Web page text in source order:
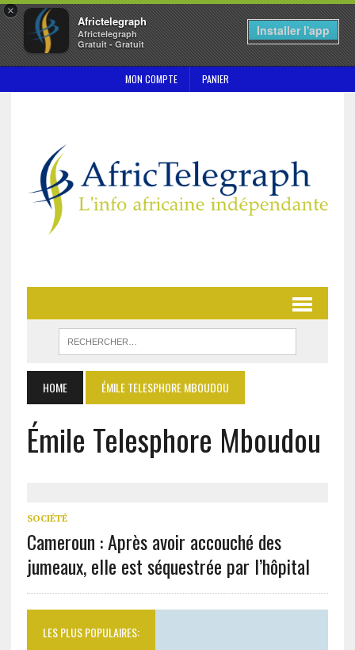
×
Africtelegraph
Africtelegraph
Gratuit - Gratuit
Installer l'app
MON COMPTE PANIER
HOME ÉMILE TELESPHORE MBOUDOU
Émile Telesphore Mboudou
SOCIÉTÉ
Cameroun : Après avoir accouché des
jumeaux, elle est séquestrée par l’hôpital
LES PLUS POPULAIRES: